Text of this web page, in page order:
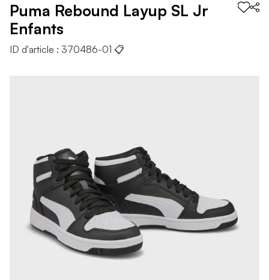
Puma Rebound Layup SL Jr
Enfants
ID d'article : 370486-01 📋